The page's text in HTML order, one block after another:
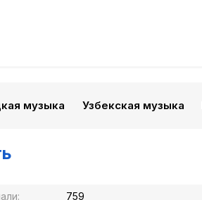
музыка Узбекская музыка
759